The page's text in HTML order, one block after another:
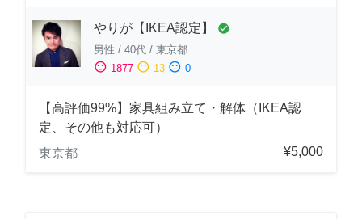
やりが【IKEA認定】 check_circle
男性 / 40代 / 東京都
sentiment_satisfied 1877 sentiment_neutral 13 sentiment_dissatisfied 0
【高評価99%】家具組み立て・解体（IKEA認
定、その他も対応可）
東京都
¥5,000